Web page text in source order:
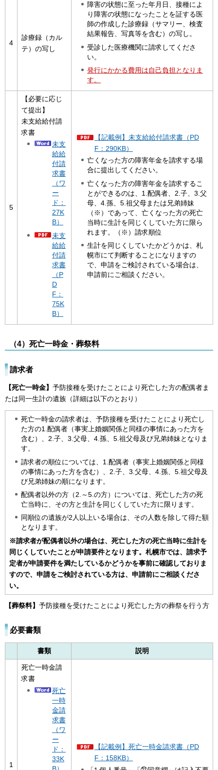
4
診療録（カル
テ）の写し
障害の状態に至った年月日、接種によ
り障害の状態になったことを証する医
師の作成した診療録（サマリー、検査
結果報告、写真等を含む）の写し。
受診した医療機関に請求してくださ
い。
発行にかかる費用は自己負担となりま
す。
5
【必要に応じ
て提出】
未支給給付請
求書
未支
給給
付請
求書
（ワ
ー
ド：
27K
B）
未支
給給
付請
求書
（P
D
F：
75K
B）
【記載例】未支給給付請求書（PD
F：290KB）
亡くなった方の障害年金を請求する場
合に提出してください。
亡くなった方の障害年金を請求するこ
とができるのは、1.配偶者、2.子、3.父
母、4.孫、5.祖父母または兄弟姉妹
（※）であって、亡くなった方の死亡
当時に生計を同じくしていた方に限ら
れます。（※）請求順位
生計を同じくしていたかどうかは、札
幌市にて判断することになりますの
で、申請をご検討されている場合は、
申請前にご相談ください。
（4）死亡一時金・葬祭料
請求者
【死亡一時金】 予防接種を受けたことにより死亡した方の配偶者ま
たは同一生計の遺族（詳細は以下のとおり）
死亡一時金の請求者は、予防接種を受けたことにより死亡し
た方の1.配偶者（事実上婚姻関係と同様の事情にあった方を
含む）、2.子、3.父母、4.孫、5.祖父母及び兄弟姉妹となりま
す。
請求者の順位については、1.配偶者（事実上婚姻関係と同様
の事情にあった方を含む）、2.子、3.父母、4.孫、5.祖父母及
び兄弟姉妹の順になります。
配偶者以外の方（2.～5.の方）については、死亡した方の死
亡当時に、その方と生計を同じくしていた方に限ります。
同順位の遺族が2人以上いる場合は、その人数を除して得た額
となります。
※請求者が配偶者以外の場合は、死亡した方の死亡当時に生計を
同じくしていたことが申請要件となります。札幌市では、請求予
定者が申請要件を満たしているかどうかを事前に確認しておりま
すので、申請をご検討されている方は、申請前にご相談くださ
い。
【葬祭料】 予防接種を受けたことにより死亡した方の葬祭を行う方
必要書類
書類 説明
1
死亡一時金請
求書
死亡
一時
金請
求書
（ワ
ー
ド：
33K
【記載例】死亡一時金請求書（PD
F：158KB）